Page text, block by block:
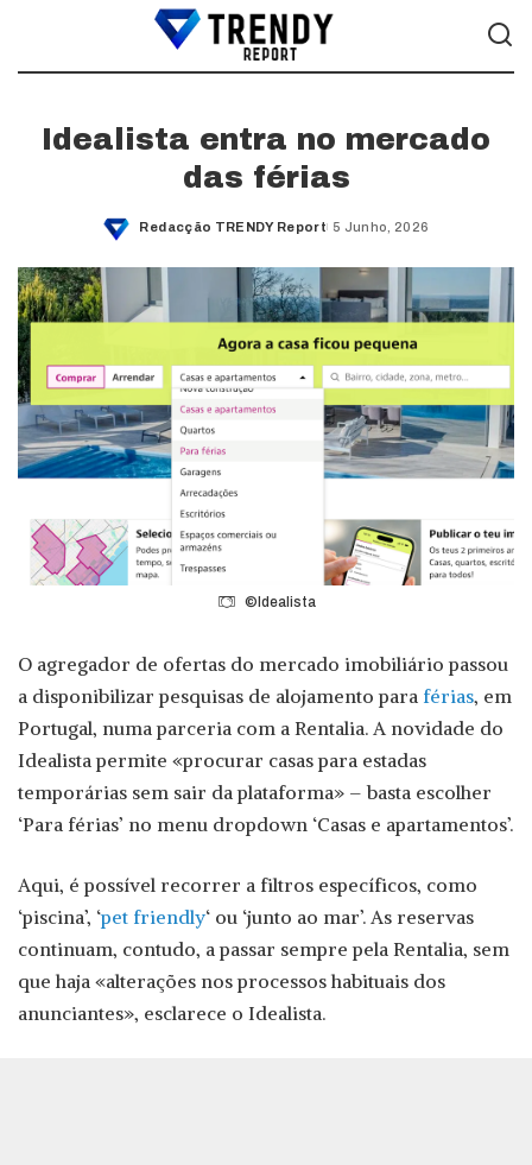
Idealista entra no mercado
das férias
Posted
Redacção TRENDY Report 5 Junho, 2026
©Idealista
O agregador de ofertas do mercado imobiliário passou
a disponibilizar pesquisas de alojamento para férias, em
Portugal, numa parceria com a Rentalia. A novidade do
Idealista permite «procurar casas para estadas
temporárias sem sair da plataforma» – basta escolher
‘Para férias’ no menu dropdown ‘Casas e apartamentos’.
Aqui, é possível recorrer a filtros específicos, como
‘piscina’, ‘pet friendly‘ ou ‘junto ao mar’. As reservas
continuam, contudo, a passar sempre pela Rentalia, sem
que haja «alterações nos processos habituais dos
anunciantes», esclarece o Idealista.